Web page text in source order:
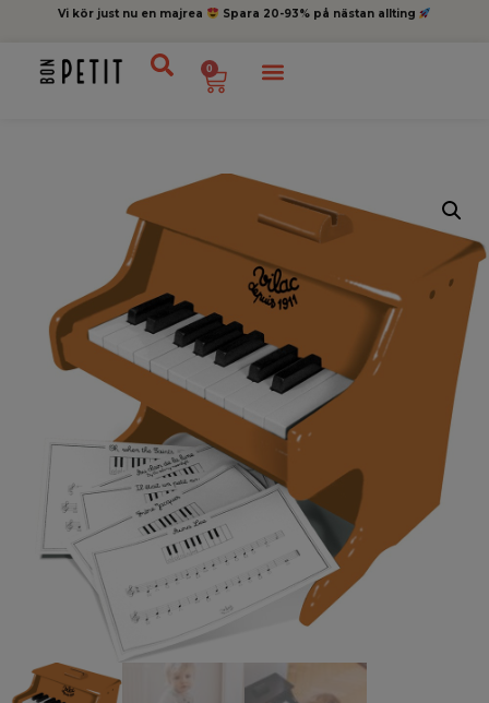
Vi kör just nu en majrea Spara 20-93% på nästan allting
0